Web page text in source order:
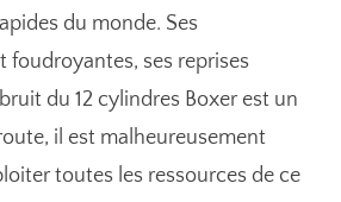
du monde. Ses
foudroyantes, ses reprises
du 12 cylindres Boxer est un
il est malheureusement
toutes les ressources de ce